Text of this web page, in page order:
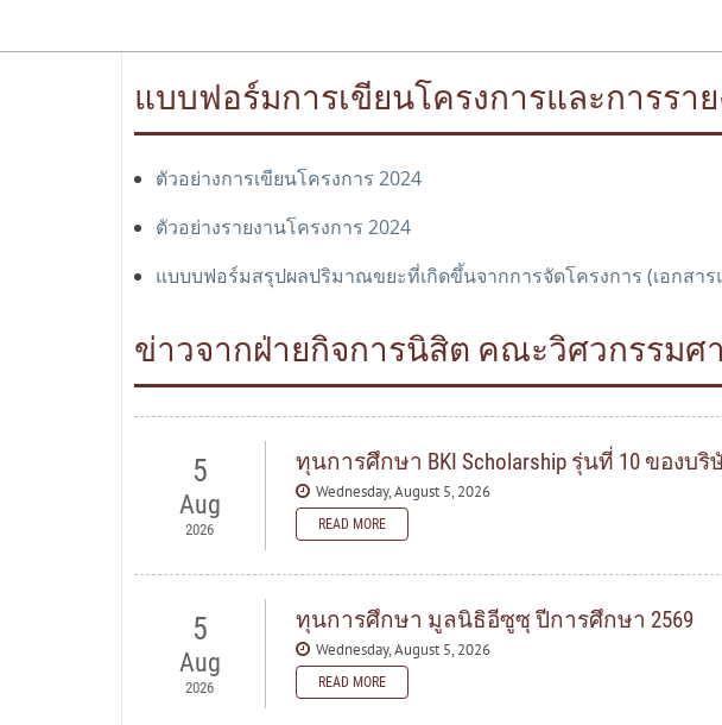
แบบฟอร์มการเขียนโครงการและการรา
ตัวอย่างการเขียนโครงการ 2024
ตัวอย่างรายงานโครงการ 2024
แบบบฟอร์มสรุปผลปริมาณขยะที่เกิดขึ้นจากการจัดโครงการ (เอกสาร
ข่าวจากฝ่ายกิจการนิสิต คณะวิศวกรรมศ
5
Aug
2026
ทุนการศึกษา BKI Scholarship รุ่นที่ 10 ของ
Wednesday, August 5, 2026
READ MORE
5
Aug
2026
ทุนการศึกษา มูลนิธิอีซูซุ ปีการศึกษา 2569
Wednesday, August 5, 2026
READ MORE